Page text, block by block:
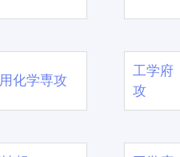
化学専攻
工学府
攻